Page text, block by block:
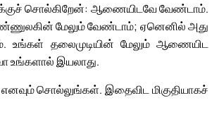
சொல்கிறேன்: ஆணையிடவே வேண்டாம்.
மேலும் வேண்டாம்; ஏனெனில் அது
உங்கள் தலைமுடியின் மேலும் ஆணையிட
உங்களால் இயலாது.
சொல்லுங்கள். இதைவிட மிகுதியாகச்